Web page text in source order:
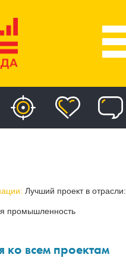
Лучший проект в отрасли:
промышленность
ко всем проектам